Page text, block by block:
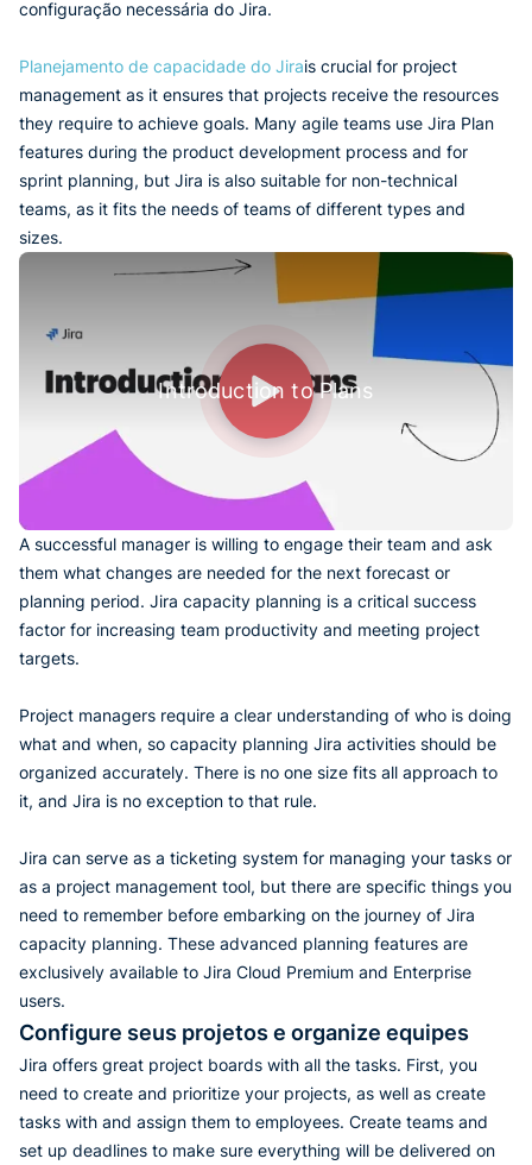
configuração necessária do Jira.
Planejamento de capacidade do Jirais crucial for project
management as it ensures that projects receive the resources
they require to achieve goals. Many agile teams use Jira Plan
features during the product development process and for
sprint planning, but Jira is also suitable for non-technical
teams, as it fits the needs of teams of different types and
sizes.
Introduction to Plans
A successful manager is willing to engage their team and ask
them what changes are needed for the next forecast or
planning period. Jira capacity planning is a critical success
factor for increasing team productivity and meeting project
targets.
Project managers require a clear understanding of who is doing
what and when, so capacity planning Jira activities should be
organized accurately. There is no one size fits all approach to
it, and Jira is no exception to that rule.
Jira can serve as a ticketing system for managing your tasks or
as a project management tool, but there are specific things you
need to remember before embarking on the journey of Jira
capacity planning. These advanced planning features are
exclusively available to Jira Cloud Premium and Enterprise
users.
Configure seus projetos e organize equipes
Jira offers great project boards with all the tasks. First, you
need to create and prioritize your projects, as well as create
tasks with and assign them to employees. Create teams and
set up deadlines to make sure everything will be delivered on